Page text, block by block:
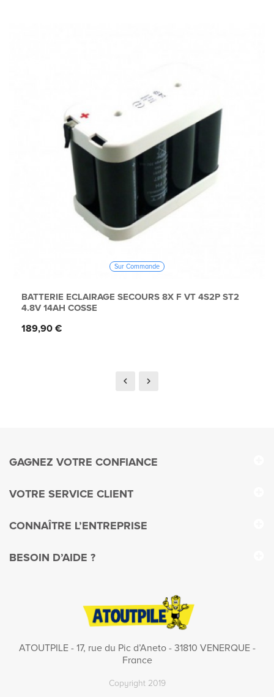
Sur Commande
BATTERIE ECLAIRAGE SECOURS 8X F VT 4S2P ST2
4.8V 14AH COSSE
Prix
189,90 €
GAGNEZ VOTRE CONFIANCE
VOTRE SERVICE CLIENT
CONNAÎTRE L’ENTREPRISE
BESOIN D’AIDE ?
ATOUTPILE - 17, rue du Pic d’Aneto - 31810 VENERQUE -
France
Copyright 2019